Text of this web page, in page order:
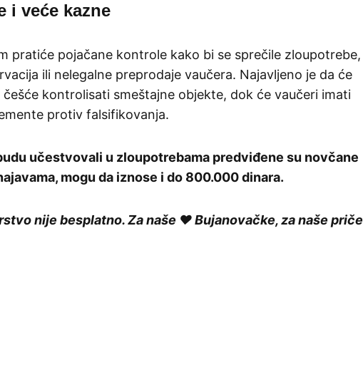
i veće kazne
pratiće pojačane kontrole kako bi se sprečile zloupotrebe,
ili nelegalne preprodaje vaučera. Najavljeno je da će
kontrolisati smeštajne objekte, dok će vaučeri imati
protiv falsifikovanja.
učestvovali u zloupotrebama predviđene su novčane
mogu da iznose i do 800.000 dinara.
nije besplatno. Za naše ❤️ Bujanovačke, za naše priče